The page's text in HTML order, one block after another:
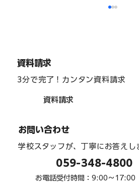
資料請求
3分で完了！カンタン資料請求
資料請求
お問い合わせ
学校スタッフが、丁寧にお答えし
059-348-4800
お電話受付時間：9:00〜17:00